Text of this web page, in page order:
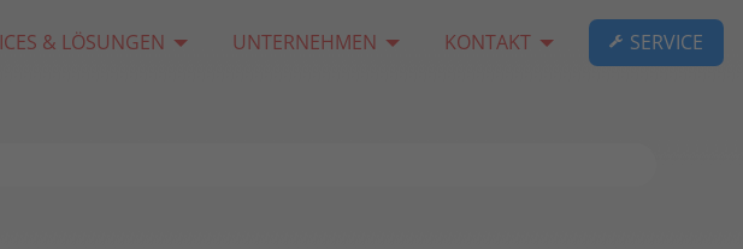
& LÖSUNGEN UNTERNEHMEN KONTAKT SERVICE